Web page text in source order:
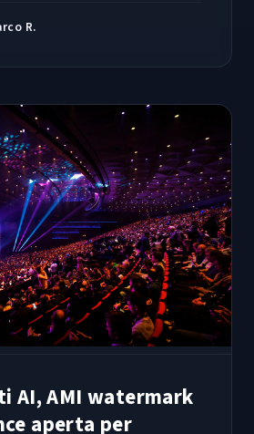
R.
AI, AMI watermark
aperta per